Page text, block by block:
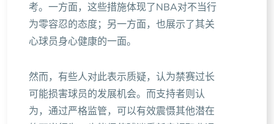
考。一方面，这些措施体现了NBA对不当行
为零容忍的态度；另一方面，也展示了其关
心球员身心健康的一面。
然而，有些人对此表示质疑，认为禁赛过长
可能损害球员的发展机会。而支持者则认
为，通过严格监管，可以有效震慑其他潜在